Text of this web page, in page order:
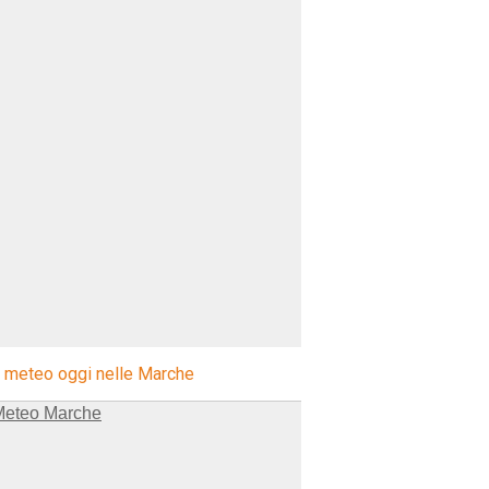
meteo oggi nelle Marche